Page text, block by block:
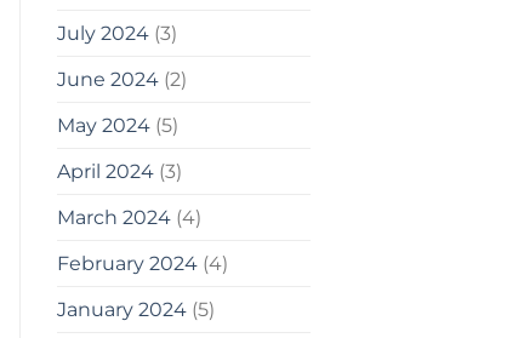
July 2024 (3)
June 2024 (2)
May 2024 (5)
April 2024 (3)
March 2024 (4)
February 2024 (4)
January 2024 (5)